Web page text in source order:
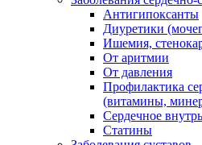
Антигипоксанты
Диуретики
Ишемия,
От аритмии
От давления
Профилактика
(витамины,
Сердечное внутрь
Статины